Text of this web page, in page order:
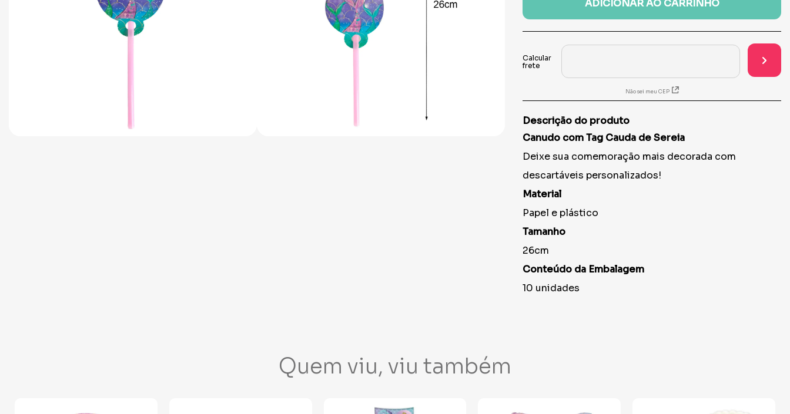
ADICIONAR AO CARRINHO
Não sei meu CEP
Descrição do produto
Canudo com Tag Cauda de Sereia
Deixe sua comemoração mais decorada com
descartáveis personalizados!
Material
Papel e plástico
Tamanho
26cm
Conteúdo da Embalagem
10 unidades
Quem viu, viu também